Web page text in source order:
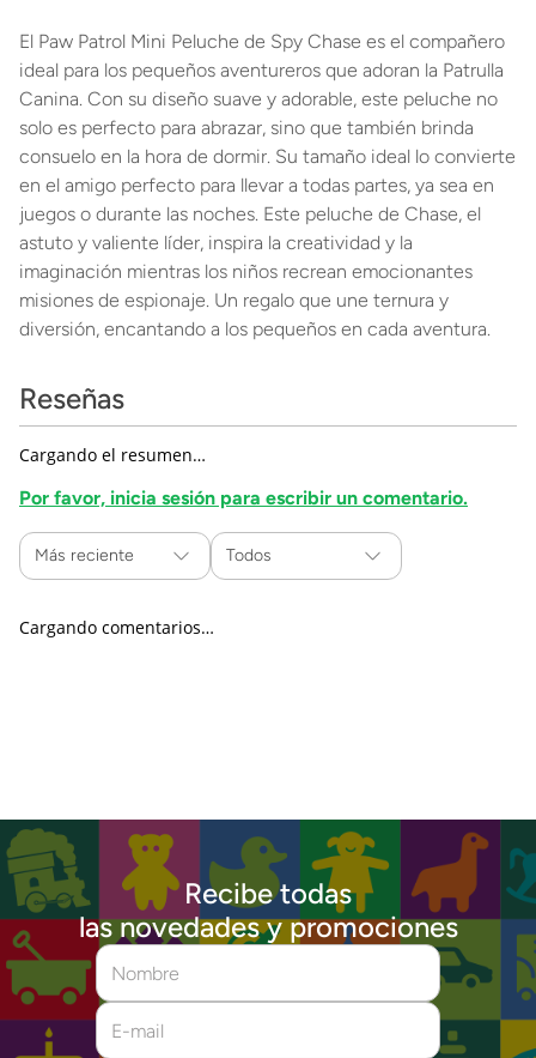
El Paw Patrol Mini Peluche de Spy Chase es el compañero
ideal para los pequeños aventureros que adoran la Patrulla
Canina. Con su diseño suave y adorable, este peluche no
solo es perfecto para abrazar, sino que también brinda
consuelo en la hora de dormir. Su tamaño ideal lo convierte
en el amigo perfecto para llevar a todas partes, ya sea en
juegos o durante las noches. Este peluche de Chase, el
astuto y valiente líder, inspira la creatividad y la
imaginación mientras los niños recrean emocionantes
misiones de espionaje. Un regalo que une ternura y
diversión, encantando a los pequeños en cada aventura.
Reseñas
Cargando el resumen…
Por favor, inicia sesión para escribir un comentario.
Más reciente Todos
Cargando comentarios…
Recibe todas
las novedades y promociones